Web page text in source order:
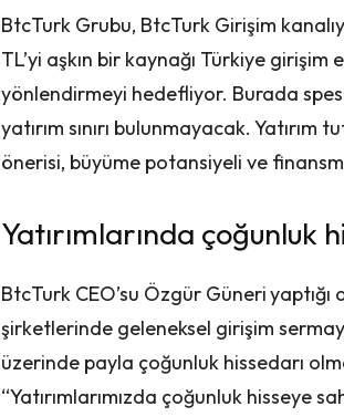
BtcTurk Grubu, BtcTurk Girişim
TL’yi aşkın bir kaynağı Türkiye
yönlendirmeyi hedefliyor. Burada
yatırım sınırı bulunmayacak.
önerisi, büyüme potansiyeli ve
Yatırımlarında çoğunluk
BtcTurk CEO’su Özgür Güneriyaptığı
şirketlerinde geleneksel girişim
üzerinde payla çoğunluk hissedarı
“Yatırımlarımızda çoğunluk hisseye